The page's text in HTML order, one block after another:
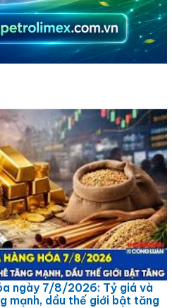
ngày 7/8/2026: Tỷ giá và
mạnh, dầu thế giới bật tăng